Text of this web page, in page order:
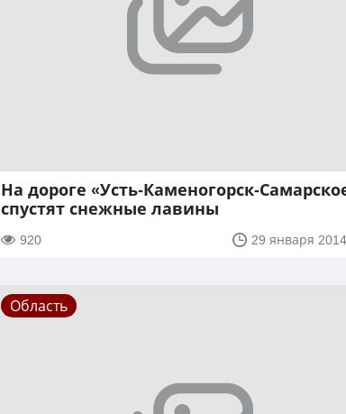
На дороге «Усть-Каменогорск-
спустят снежные лавины
920 29 января
Область